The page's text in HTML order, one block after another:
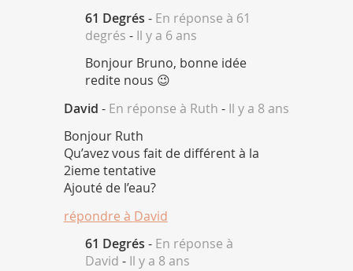
61 Degrés - En réponse à 61
degrés - Il y a 6 ans
Bonjour Bruno, bonne idée
redite nous 😉
David - En réponse à Ruth - Il y a 8 ans
Bonjour Ruth
Qu’avez vous fait de différent à la
2ieme tentative
Ajouté de l’eau?
répondre à David
61 Degrés - En réponse à
David - Il y a 8 ans